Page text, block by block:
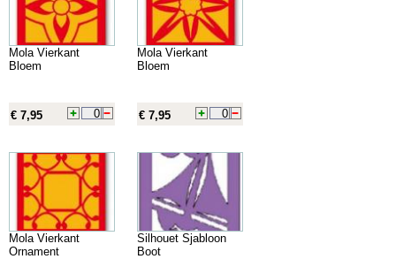
Mola Vierkant
Bloem
€ 7,95
Mola Vierkant
Bloem
€ 7,95
Mola Vierkant
Ornament
Silhouet Sjabloon
Boot